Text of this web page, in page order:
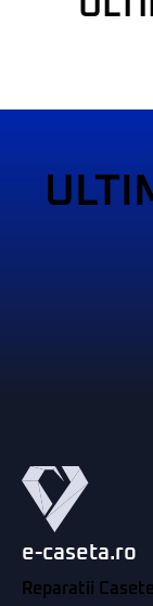
e-caseta.ro
Reparatii